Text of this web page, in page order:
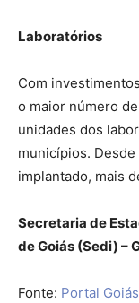
Laboratórios
Com
o maior número
unidades dos
municípios.
implantado, mais
Secretaria de
de Goiás (Sedi) –
Fonte: Portal Goiás